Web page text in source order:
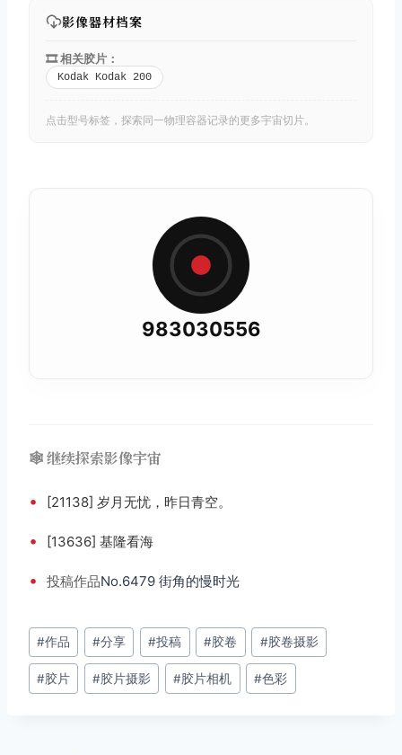
影像器材档案
🎞️ 相关胶片：
Kodak Kodak 200
点击型号标签，探索同一物理容器记录的更多宇宙切片。
983030556
🕸️ 继续探索影像宇宙
• [21138] 岁月无忧，昨日青空。
• [13636] 基隆看海
• 投稿作品No.6479 街角的慢时光
文
章
标
#作品 #分享 #投稿 #胶卷 #胶卷摄影
#胶片 #胶片摄影 #胶片相机 #色彩